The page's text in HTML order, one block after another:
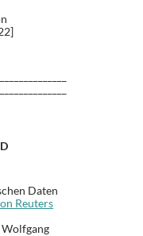
Daten
Reuters